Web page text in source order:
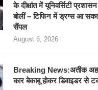
के दीक्षांत में यूनिवर्सिटी
बोलीं – टिफिन में ड्रग्स आ
सैंपल
August 6, 2026
Breaking News:अतीक
कार बेकाबू होकर डिवाइडर से